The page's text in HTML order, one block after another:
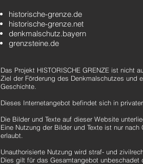
historische-grenze.de
historische-grenze.net
denkmalschutz.bayern
grenzsteine.de
Das Projekt HISTORISCHE GRENZE ist nicht
Ziel der Förderung des Denkmalschutzes und
Geschichte.
Dieses Internetangebot befindet sich in privater
Die Bilder und Texte auf dieser Website
Eine Nutzung der Bilder und Texte ist nur
erlaubt.
Unauthorisierte Nutzung wird straf- und
Dies gilt für das Gesamtangebot unbeschadet